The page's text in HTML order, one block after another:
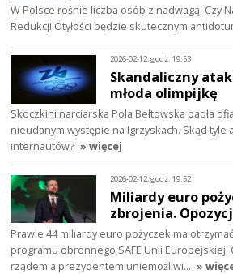
W Polsce rośnie liczba osób z nadwagą. Czy
Redukcji Otyłości będzie skutecznym
2026-02-12, godz. 19:53
Skandaliczny
młoda olimpijkę
Skoczkini narciarska Pola Bełtowska padła
nieudanym występie na Igrzyskach. Skąd tyle
internautów? » więcej
2026-02-12, godz. 19:52
Miliardy euro
zbrojenia.
Prawie 44 miliardy euro pożyczek ma
programu obronnego SAFE Unii Europejskiej.
rządem a prezydentem uniemożliwi… »